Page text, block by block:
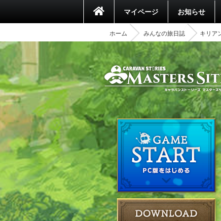
マイページ お知らせ
ホーム みんなの旅日誌 キリア